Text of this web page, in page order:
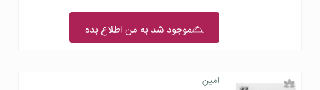
موجود شد به من اطلاع بده
امین